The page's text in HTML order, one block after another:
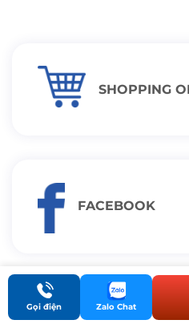
Gọi điện Zalo Chat
SHOPPING
FACEBOOK